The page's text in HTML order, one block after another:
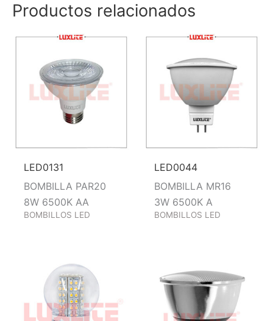
Productos relacionados
LED0131
BOMBILLA PAR20
8W 6500K AA
BOMBILLOS LED
LED0044
BOMBILLA MR16
3W 6500K A
BOMBILLOS LED